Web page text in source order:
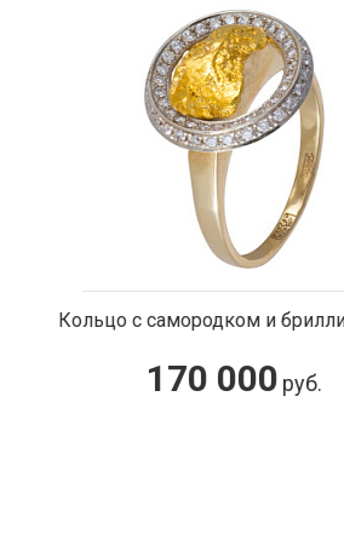
Кольцо с самородком и бриллиантами
170 000 руб.